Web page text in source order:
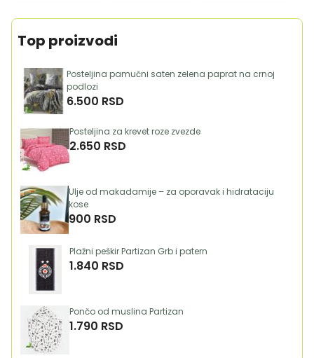
Top proizvodi
Posteljina pamučni saten zelena paprat na crnoj
podlozi
6.500 RSD
Posteljina za krevet roze zvezde
2.650 RSD
Ulje od makadamije – za oporavak i hidrataciju
kose
900 RSD
Plažni peškir Partizan Grb i patern
1.840 RSD
Pončo od muslina Partizan
1.790 RSD